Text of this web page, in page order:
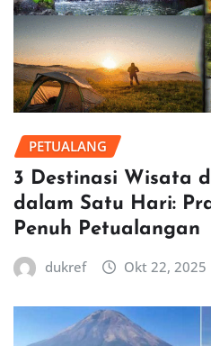
PETUALANG
3 Destinasi Wisata
dalam Satu Hari:
Penuh Petualangan
dukref Okt 22, 2025